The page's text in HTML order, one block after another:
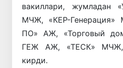
вакиллари, жумладан
МЧЖ, «КEР-
ПО» АЖ, «Торговый
ГEЖ АЖ, «ТEСК»
кирди.